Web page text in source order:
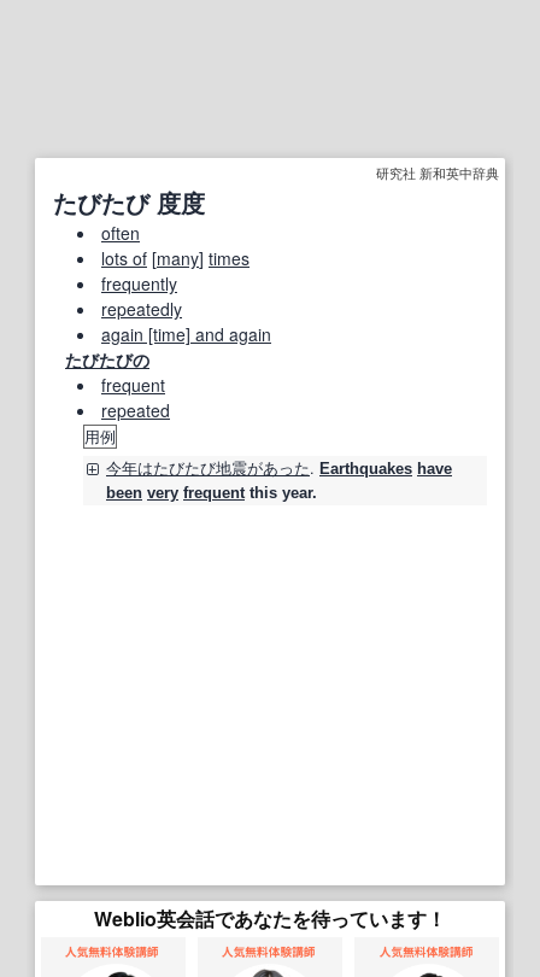
研究社 新和英中辞典
たびたび 度度
often
lots of [many] times
frequently
repeatedly
again [time] and again
たびたびの
frequent
repeated
用例
今年はたびたび地震があった. Earthquakes have
been very frequent this year.
Weblio英会話であなたを待っています！